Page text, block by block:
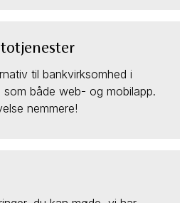
til bankvirksomhed i
både web- og mobilapp.
nemmere!